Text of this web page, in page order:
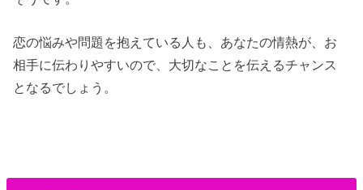
恋の悩みや問題を抱えている人も、あなたの情熱が、お
相手に伝わりやすいので、大切なことを伝えるチャンス
となるでしょう。